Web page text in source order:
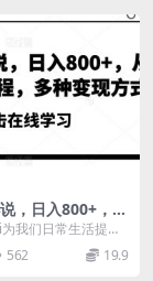
，日入800+，从
，多种变现方式
我们日常生活提供
，很多人通过ai赚
...
562 19.9